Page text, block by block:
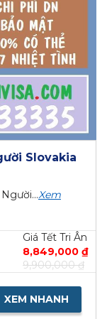
Slovakia
Xem
Giá Tết Tri Ân
8,849,000 ₫
9,900,000 ₫
XEM NHANH